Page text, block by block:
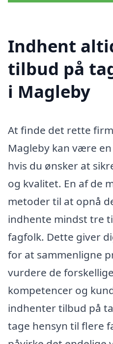
Indhent
tilbud på
i Magleby
At finde det rette
Magleby kan være
hvis du ønsker at
og kvalitet. En af de
metoder til at opnå
indhente mindst tre
fagfolk. Dette giver
for at sammenligne
vurdere de
kompetencer og
indhenter tilbud på
tage hensyn til flere